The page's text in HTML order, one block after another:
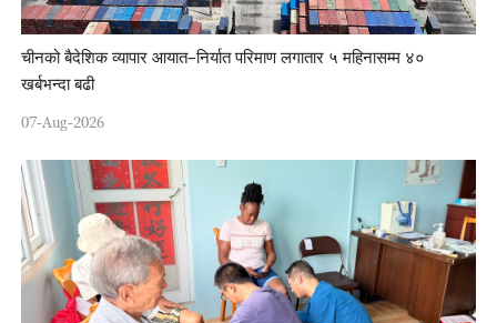
चीनको बैदेशिक व्यापार आयात–निर्यात परिमाण लगातार ५ महिनासम्म ४०
खर्बभन्दा बढी
07-Aug-2026